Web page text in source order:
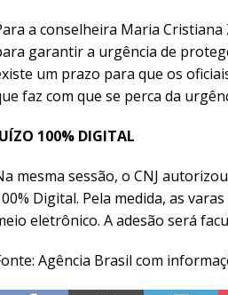
a conselheira Maria
garantir a urgência de
um prazo para que os
faz com que se perca da
100% DIGITAL
mesma sessão, o CNJ
Digital. Pela medida, as
eletrônico. A adesão será
Agência Brasil com